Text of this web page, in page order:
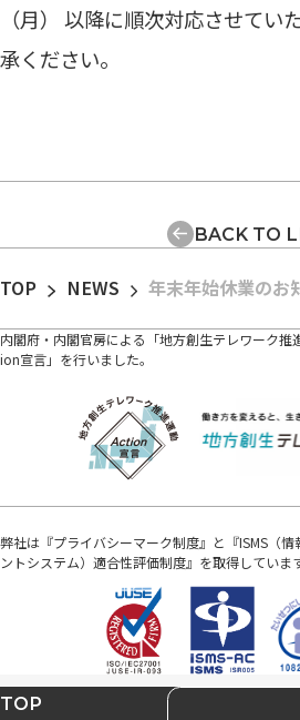
（月） 以降に順次対応させてい
承ください。
BACK TO
TOP NEWS 年末年始休業のお
内閣府・内閣官房による「地方創生テレワーク推
ion宣言」を行いました。
弊社は『プライバシーマーク制度』と『ISMS（
ントシステム）適合性評価制度』を取得しています
TOP